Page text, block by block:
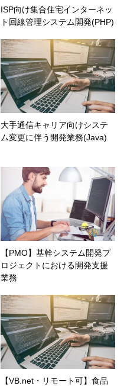
ISP向け集合住宅インターネッ
ト回線管理システム開発(PHP)
大手通信キャリア向けシステ
ム変更に伴う開発業務(Java)
【PMO】基幹システム開発プ
ロジェクトにおける開発支援
業務
【VB.net・リモート可】食品